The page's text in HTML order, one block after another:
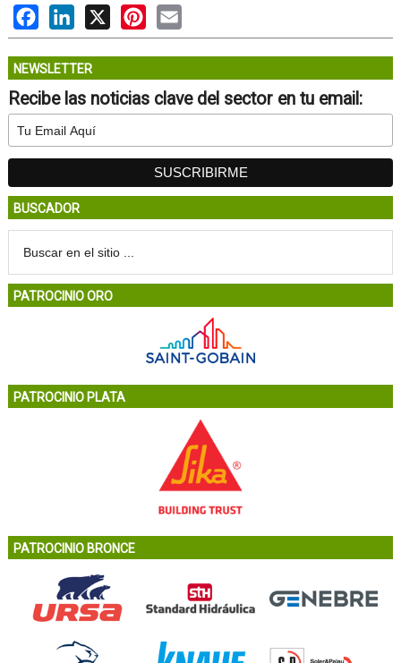
FacebookLinkedIn
X PinterestEmail
NEWSLETTER
Recibe las noticias clave del sector en tu email:
BUSCADOR
PATROCINIO ORO
PATROCINIO PLATA
PATROCINIO BRONCE